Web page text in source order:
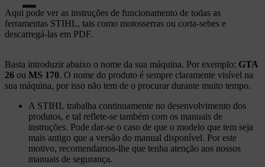
Aqui pode ver as instruções de funcionamento de todas as
ferramentas STIHL, tais como motosserras ou corta-sebes e
descarregá-las em PDF.
Basta introduzir abaixo o nome da sua máquina. Por exemplo: GTA
26 ou MS 170. O nome do produto é sempre claramente visível na
sua máquina, por isso não tem de o procurar durante muito tempo.
A STIHL trabalha continuamente no desenvolvimento dos
produtos, e tal reflete-se também com os manuais de
instruções. Pode dar-se o caso de que o modelo que tem seja
mais antigo que a versão do manual disponível. Por este
motivo, recomendamos-lhe que tenha atenção aos nossos
manuais de segurança.